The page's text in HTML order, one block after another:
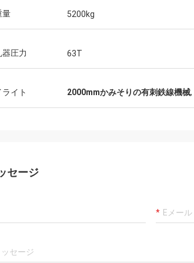
量 5200kg
器圧力 63T
イト 2000mmかみそりの有刺鉄線機械,
セージ